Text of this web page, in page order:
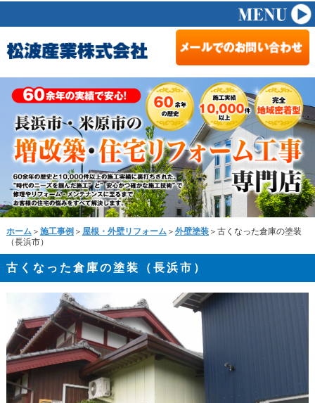
ホーム ＞ 施工事例 ＞ 屋根・外壁リフォーム ＞ 外壁塗装＞古くなった倉庫の塗装
（長浜市）
古くなった倉庫の塗装（長浜市）